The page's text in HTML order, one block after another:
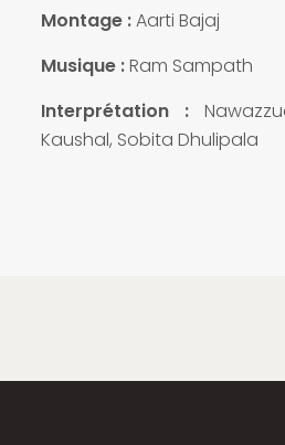
Montage :Aarti Bajaj
Musique :Ram Sampath
Interprétation :
Kaushal, Sobita Dhulipala